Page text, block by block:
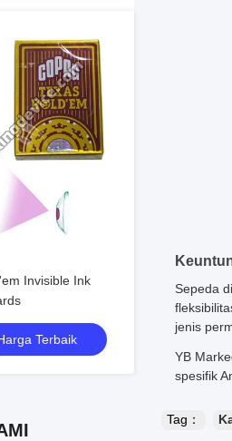
Invisible Ink
Terbaik
Sepeda
jenis
YB
spesifik
Tag：